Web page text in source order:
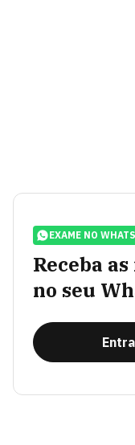
EXAME NO
Receba
no seu